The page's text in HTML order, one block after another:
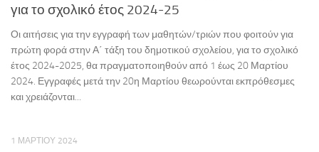
για το σχολικό έτος 2024-25
Οι αιτήσεις για την εγγραφή των μαθητών/τριών που φοιτούν για
πρώτη φορά στην Α΄ τάξη του δημοτικού σχολείου, για το σχολικό
έτος 2024-2025, θα πραγματοποιηθούν από 1 έως 20 Μαρτίου
2024. Εγγραφές μετά την 20η Μαρτίου θεωρούνται εκπρόθεσμες
και χρειάζονται...
1 ΜΑΡΤΊΟΥ 2024